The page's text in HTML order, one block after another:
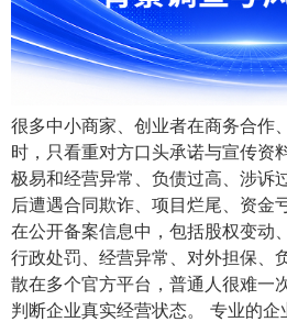
很多中小商家、创业者在商务合作
时，只看重对方口头承诺与宣传资
极易和经营异常、负债过高、涉诉
后遭遇合同欺诈、项目烂尾、资金
在公开备案信息中，包括股权变动
行政处罚、经营异常、对外担保、
散在多个官方平台，普通人很难一
判断企业真实经营状态。 专业的